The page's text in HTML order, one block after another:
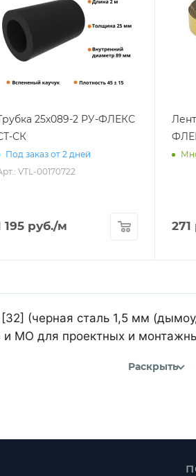
25х089-2 РУ-ФЛЕКС
СК
Под заказ от 2 дней
VTL-00170722
195 руб./м 271
(черная сталь 1,5 мм
МО для проектных и
Раскрыть